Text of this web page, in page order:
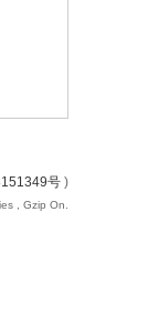
号 )
, Gzip On.